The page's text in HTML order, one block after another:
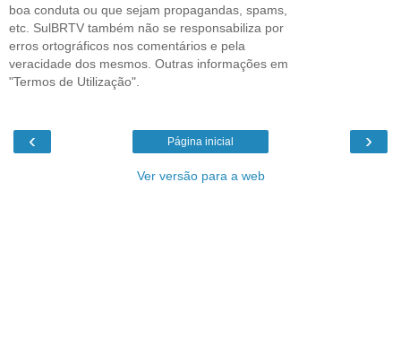
boa conduta ou que sejam propagandas, spams,
etc. SulBRTV também não se responsabiliza por
erros ortográficos nos comentários e pela
veracidade dos mesmos. Outras informações em
"Termos de Utilização".
‹ ›
Página inicial
Ver versão para a web